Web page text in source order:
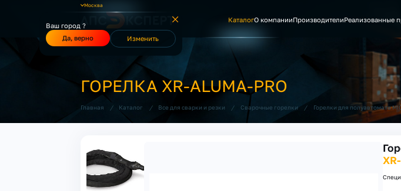
Москва
Ваш город ?
Да, верно
Изменить
КаталогО компанииПроизводителиРеализованные
ГОРЕЛКА XR-ALUMA-PRO
Главная / Каталог / Все для сварки и резки / Сварочные горелки / Горелки для полуавтомата